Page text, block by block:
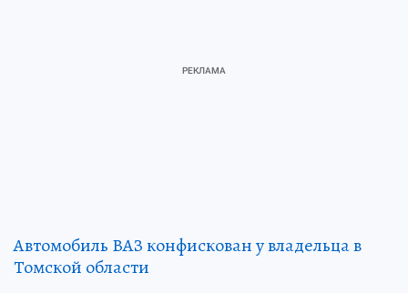
Автомобиль ВАЗ конфискован у владельца в
Томской области